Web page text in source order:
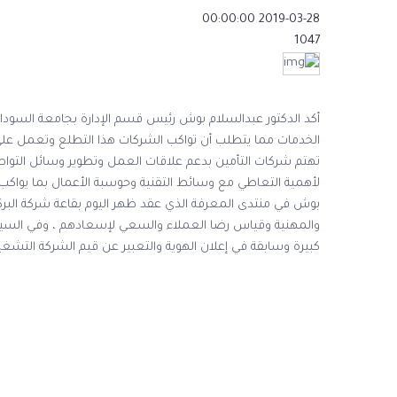
2019-03-28 00:00:00
1047
أكد الدكتور عبدالسلام بوش رئيس قسم الإدارة بجامعة
الخدمات مما يتطلب أن تواكب الشركات هذا التطلع وتعمل
تهتم شركات التأمين بدعم علاقات العمل وتطوير وسائل
لأهمية التعاطي مع وسائط التقنية وحوسبة الأعمال بما
بوش في منتدى المعرفة الذي عقد ظهر اليوم بقاعة شركة
والمهنية وقياس رضا العملاء والسعي لإسعادهم ، وفي
كبيرة وسابقة في إعلان الهوية والتعبير عن قيم الشركة